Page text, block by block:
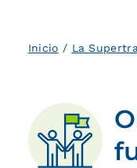
Inicio / La